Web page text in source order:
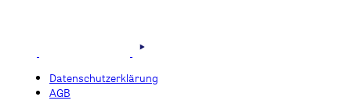
Datenschutzerklärung
AGB